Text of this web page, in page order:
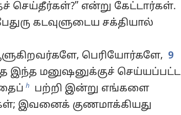
செய்தீர்கள்?” என்று கேட்டார்கள்.
கடவுளுடைய சக்தியால்
பெரியோர்களே, 9
இந்த மனுஷனுக்குச் செய்யப்பட்ட
h
பற்றி இன்று எங்களை
இவனைக் குணமாக்கியது